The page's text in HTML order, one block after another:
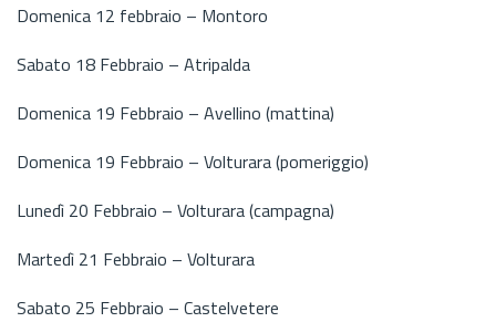
Domenica 12 febbraio – Montoro
Sabato 18 Febbraio – Atripalda
Domenica 19 Febbraio – Avellino (mattina)
Domenica 19 Febbraio – Volturara (pomeriggio)
Lunedì 20 Febbraio – Volturara (campagna)
Martedì 21 Febbraio – Volturara
Sabato 25 Febbraio – Castelvetere